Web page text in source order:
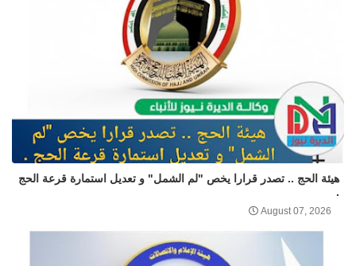
هيئة الحج .. تصدر قرارا يخص "لم الشمل" و تعديل استمارة قرعة الحج
.
August 07, 2026